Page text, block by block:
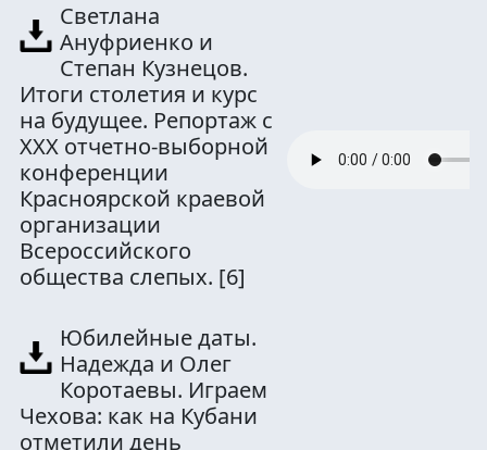
Светлана
Ануфриенко и
Степан Кузнецов.
Итоги столетия и курс
на будущее. Репортаж с
XXX отчетно-выборной
конференции
Красноярской краевой
организации
Всероссийского
общества слепых. [6]
Юбилейные даты.
Надежда и Олег
Коротаевы. Играем
Чехова: как на Кубани
отметили день